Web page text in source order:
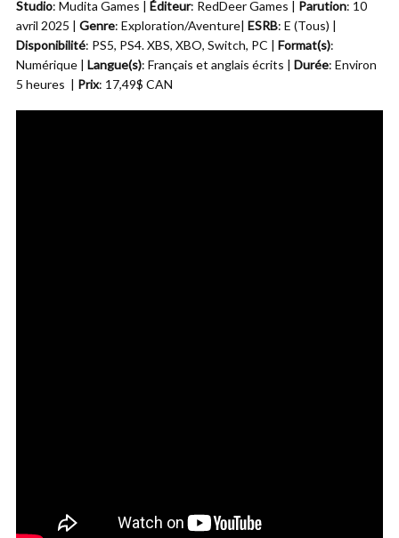
Studio: Mudita Games | Éditeur: RedDeer Games | Parution: 10
avril 2025 | Genre: Exploration/Aventure| ESRB: E (Tous) |
Disponibilité: PS5, PS4. XBS, XBO, Switch, PC | Format(s):
Numérique | Langue(s): Français et anglais écrits | Durée: Environ
5 heures | Prix: 17,49$ CAN